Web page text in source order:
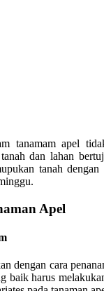
tanamam apel
tanah dan lahan
tanah
Apel
dengan cara
baik harus